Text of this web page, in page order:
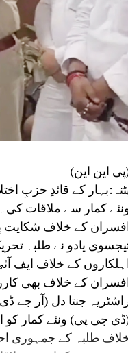
این این)
کے قائدِ حزبِ
کمار سے ملاقات
کے خلاف
کے خلاف ایف
کے خلاف بھی
جنتا دل (آر جے
جی پی) ونئے کمار کو
طلبہ کے جمہوری